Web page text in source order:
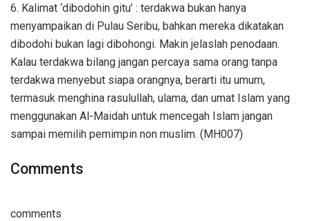
6. Kalimat ‘dibodohin gitu’ : terdakwa bukan hanya
menyampaikan di Pulau Seribu, bahkan mereka dikatakan
dibodohi bukan lagi dibohongi. Makin jelaslah penodaan.
Kalau terdakwa bilang jangan percaya sama orang tanpa
terdakwa menyebut siapa orangnya, berarti itu umum,
termasuk menghina rasulullah, ulama, dan umat Islam yang
menggunakan Al-Maidah untuk mencegah Islam jangan
sampai memilih pemimpin non muslim. (MH007)
Comments
comments